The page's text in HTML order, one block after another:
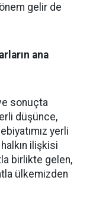
gelir de
ana
sonuçta
düşünce,
yerli
ilişkisi
birlikte gelen,
ülkemizden